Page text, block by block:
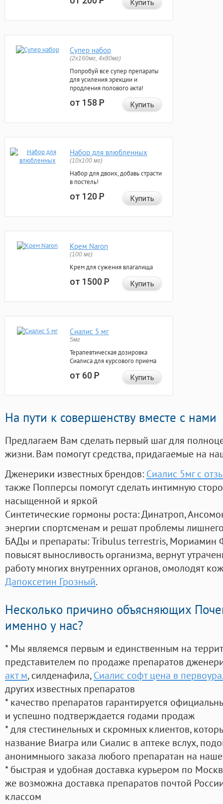
Купить
Супер набор
(2х160мг, 4х80мг)
Попробуй все супер препараты
для усиления эрекции и
продления полового акта!
от 158Р Купить
Набор для влюбленных
(10х100 мг)
Набор для двоих, добавь страсти
в постель!
от 120Р Купить
Крем Naron
(100 мг)
Крем для сужения влагалища
от 1500Р Купить
Сиалис 5 мг
5мг
Терапевтическая дозировка
Сиалиса для курсового приема
от 60Р Купить
На пути к совершенству вместе с нами
Предлагаем Вам сделать первый шаг для
жизни. Вам помогут средства, придагаемые на
Дженерики известных брендов: Сиалис 5мг с
также Попперсы помогут сделать интимную
насыщенной и яркой
Синтетические гормоны роста: Динатроп,
энергии спортсменам и решат проблемы
БАДы и препараты:Tribulus terrestris, Мориамин
повысят выносливость организма, вернут
работу многих внутренних органов, омолодят
Дапоксетин Грозный.
Несколько причино объясняющих
именно у нас?
* Мы являемся первым и единственным на
представителем по продаже препаратов
акт м, силденафила, Сиалис софт цена в
других известных препаратов
* качество препаратов гарантируется
и успешно подтверждается годами продаж
* для стестинельных и скромных клиентов,
название Виагра или Сиалис в аптеке вслух,
анонимныого заказа любого препаратан на
* быстрая и удобная доставка курьером по
же возможна доставка препаратов почтой
классом